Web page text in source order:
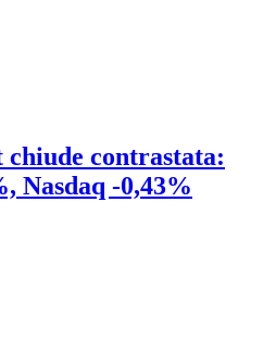
contrastata:
Nasdaq -0,43%